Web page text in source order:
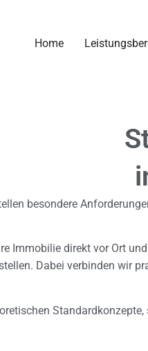
Home
besondere
Immobilie direkt vor Ort
Dabei verbinden wir